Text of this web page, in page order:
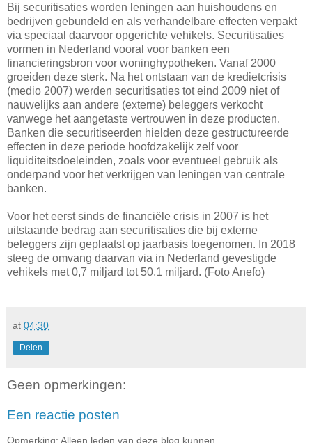
Bij securitisaties worden leningen aan huishoudens en
bedrijven gebundeld en als verhandelbare effecten verpakt
via speciaal daarvoor opgerichte vehikels. Securitisaties
vormen in Nederland vooral voor banken een
financieringsbron voor woninghypotheken. Vanaf 2000
groeiden deze sterk. Na het ontstaan van de kredietcrisis
(medio 2007) werden securitisaties tot eind 2009 niet of
nauwelijks aan andere (externe) beleggers verkocht
vanwege het aangetaste vertrouwen in deze producten.
Banken die securitiseerden hielden deze gestructureerde
effecten in deze periode hoofdzakelijk zelf voor
liquiditeitsdoeleinden, zoals voor eventueel gebruik als
onderpand voor het verkrijgen van leningen van centrale
banken.
Voor het eerst sinds de financiële crisis in 2007 is het
uitstaande bedrag aan securitisaties die bij externe
beleggers zijn geplaatst op jaarbasis toegenomen. In 2018
steeg de omvang daarvan via in Nederland gevestigde
vehikels met 0,7 miljard tot 50,1 miljard. (Foto Anefo)
at 04:30
Delen
Geen opmerkingen:
Een reactie posten
Opmerking: Alleen leden van deze blog kunnen